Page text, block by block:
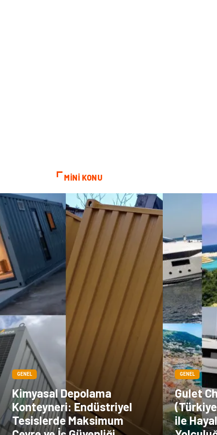
MİNİ KONU
GENEL
Kimyasal Depolama
Konteyneri: Endüstriyel
Tesislerde Maksimum
GENEL
Gulet
ile